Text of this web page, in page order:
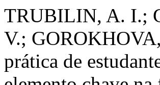
TRUBILIN, A. I.;
V.;
prática de